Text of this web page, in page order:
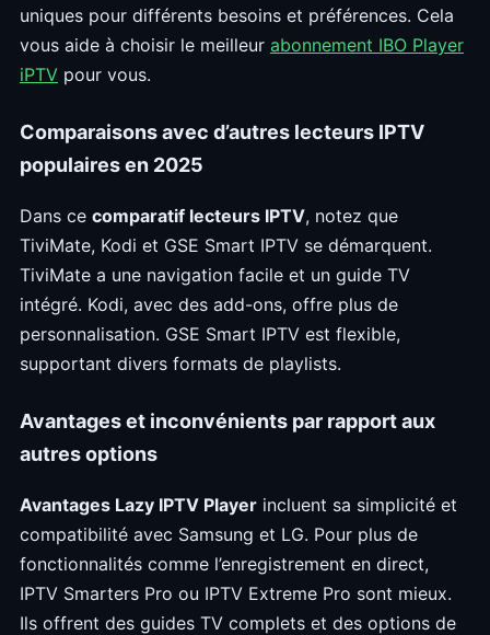
uniques pour différents besoins et préférences. Cela
vous aide à choisir le meilleur abonnement IBO Player
iPTV pour vous.
Comparaisons avec d’autres lecteurs IPTV
populaires en 2025
Dans ce comparatif lecteurs IPTV, notez que
TiviMate, Kodi et GSE Smart IPTV se démarquent.
TiviMate a une navigation facile et un guide TV
intégré. Kodi, avec des add-ons, offre plus de
personnalisation. GSE Smart IPTV est flexible,
supportant divers formats de playlists.
Avantages et inconvénients par rapport aux
autres options
Avantages Lazy IPTV Player incluent sa simplicité et
compatibilité avec Samsung et LG. Pour plus de
fonctionnalités comme l’enregistrement en direct,
IPTV Smarters Pro ou IPTV Extreme Pro sont mieux.
Ils offrent des guides TV complets et des options de